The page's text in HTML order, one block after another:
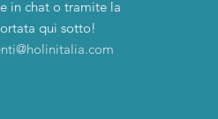
in chat o tramite la
qui sotto!